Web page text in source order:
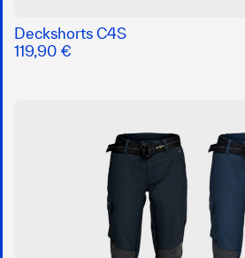
Deckshorts C4S
119,90 €